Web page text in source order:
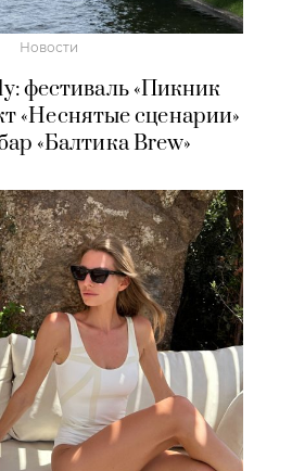
Новости
фестиваль «Пикник
«Неснятые сценарии»
«Балтика Brew»